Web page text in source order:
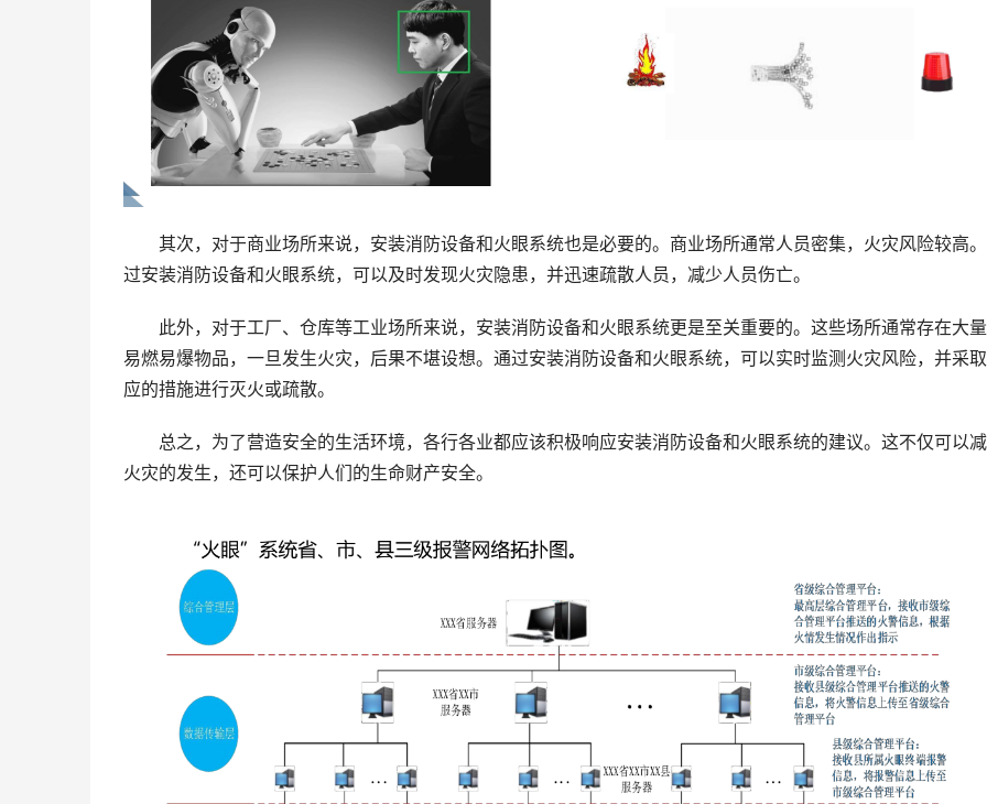
其次，对于商业场所来说，安装消防设备和火眼系统也是必要的。商业场所通常人员密集，火灾风险较高
过安装消防设备和火眼系统，可以及时发现火灾隐患，并迅速疏散人员，减少人员伤亡。
此外，对于工厂、仓库等工业场所来说，安装消防设备和火眼系统更是至关重要的。这些场所通常存在大
易燃易爆物品，一旦发生火灾，后果不堪设想。通过安装消防设备和火眼系统，可以实时监测火灾风险，并采
应的措施进行灭火或疏散。
总之，为了营造安全的生活环境，各行各业都应该积极响应安装消防设备和火眼系统的建议。这不仅可以
火灾的发生，还可以保护人们的生命财产安全。